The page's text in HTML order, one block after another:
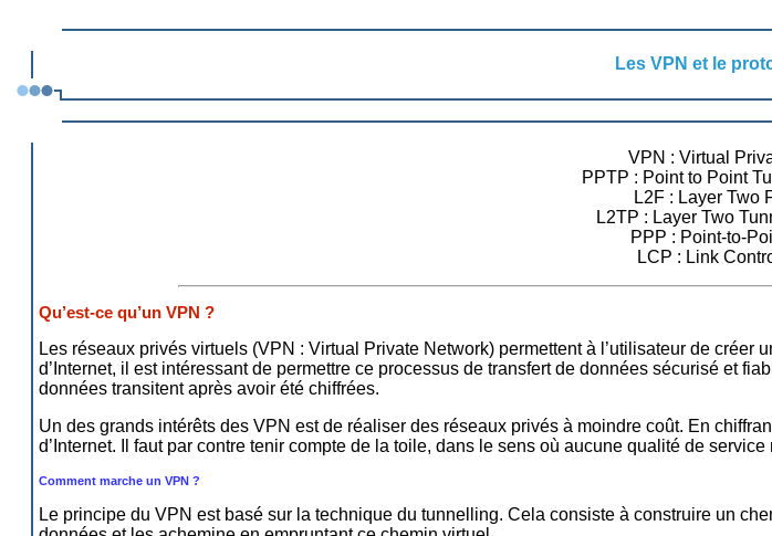
Les VPN et le
VPN : Virtual
PPTP : Point to Point
L2F : Layer Two
L2TP : Layer Two
PPP : Point-to-
LCP : Link
Qu’est-ce qu’un VPN ?
Les réseaux privés virtuels (VPN : Virtual Private Network) permettent à l’utilisateur de
d’Internet, il est intéressant de permettre ce processus de transfert de données sécurisé et
données transitent après avoir été chiffrées.
Un des grands intérêts des VPN est de réaliser des réseaux privés à moindre coût. En
d’Internet. Il faut par contre tenir compte de la toile, dans le sens où aucune qualité de service
Comment marche un VPN ?
Le principe du VPN est basé sur la technique du tunnelling. Cela consiste à construire un